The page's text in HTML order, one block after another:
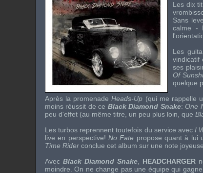
Les dix
Sans
calme -
Les
vindicatif
ses
Of
quelque
Après la promenadeHeads-Up (qui me rappelle
moins réussit de ce Black Diamond Snake: One
peu d'effet (au même titre, un peu plus loin, que
Les turbos reprennent toutefois du service avec I
live en perspective!No Fate propose quant à lui
Time Rider conclue cet album sur une note
Avec Black Diamond Snake HEADCHARGER
moindre. On ne change pas une équipe qui